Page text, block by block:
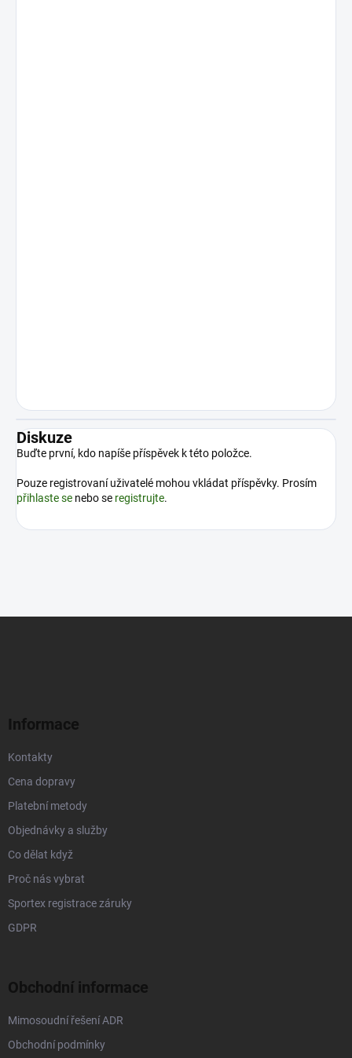
Diskuze
Buďte první, kdo napíše příspěvek k této položce.
Pouze registrovaní uživatelé mohou vkládat příspěvky. Prosím
přihlaste se nebo se registrujte.
Informace
Kontakty
Cena dopravy
Platební metody
Objednávky a služby
Co dělat když
Proč nás vybrat
Sportex registrace záruky
GDPR
Obchodní informace
Mimosoudní řešení ADR
Obchodní podmínky